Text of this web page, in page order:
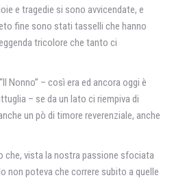
e tragedie si sono avvicendate, e
fine sono stati tasselli che hanno
tricolore che tanto ci
Nonno” – così era ed ancora oggi è
– se da un lato ci riempiva di
un pò di timore reverenziale, anche
che, vista la nostra passione sfociata
non poteva che correre subito a quelle